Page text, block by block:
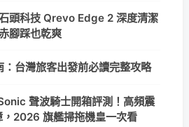
頭科技 Qrevo Edge 2 深度清潔
腳踩也乾爽
台灣旅客出發前必讀完整攻略
聲波騎士開箱評測！高頻震
2026 旗艦掃拖機皇一次看